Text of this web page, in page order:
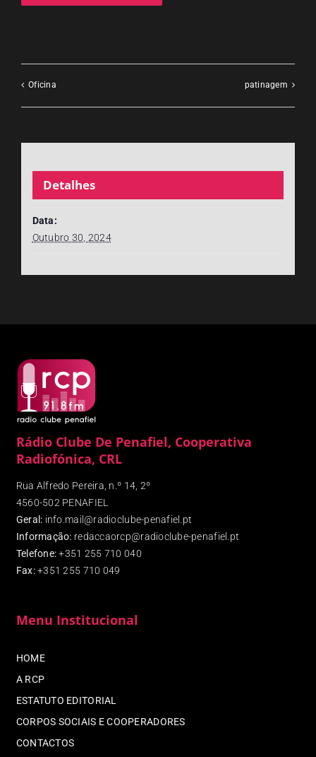
Oficina patinagem
Detalhes
Data:
Outubro 30, 2024
Rádio Clube De Penafiel, Cooperativa
Radiofónica, CRL
Rua Alfredo Pereira, n.º 14, 2º
4560-502 PENAFIEL
Geral: info.mail@radioclube-penafiel.pt
Informação: redaccaorcp@radioclube-penafiel.pt
Telefone: +351 255 710 040
Fax:+351 255 710 049
Menu Institucional
HOME
A RCP
ESTATUTO EDITORIAL
CORPOS SOCIAIS E COOPERADORES
CONTACTOS